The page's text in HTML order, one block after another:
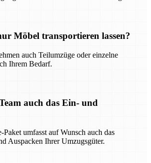
Möbel transportieren lassen?
auch Teilumzüge oder einzelne
Ihrem Bedarf.
auch das Ein- und
Paket umfasst auf Wunsch auch das
Auspacken Ihrer Umzugsgüter.